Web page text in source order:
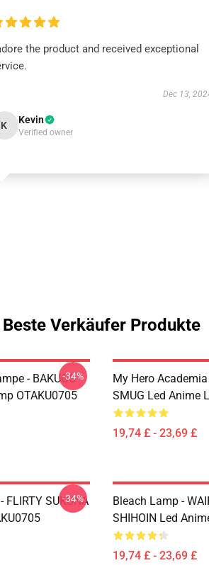
the product and received exceptional
Dec 13,
K Kevin
Verified owner
Beste Verkäufer Produkte
- BAKUGO
OTAKU0705
-34%
My Hero
SMUG Led Anime
19,74 £ - 23,69 £
SUKUNA
-34%
Bleach Lamp -
SHIHOIN Led
19,74 £ - 23,69 £